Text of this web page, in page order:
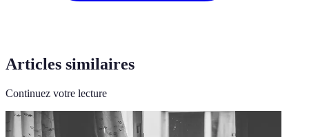
Articles similaires
Continuez votre lecture